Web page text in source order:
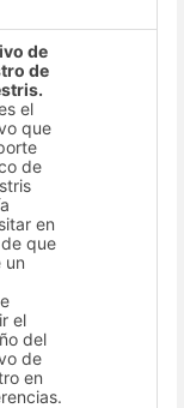
de
de
el
que
de
en
que
un
el
del
de
en